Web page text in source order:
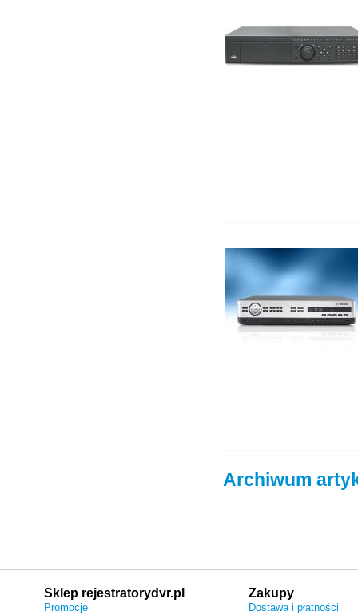
Archiwum
Sklep rejestratorydvr.pl
Promocje
Zakupy
Dostawa i płatności